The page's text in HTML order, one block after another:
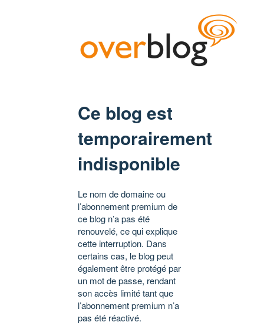
Ce blog est
temporairement
indisponible
Le nom de domaine ou
l’abonnement premium de
ce blog n’a pas été
renouvelé, ce qui explique
cette interruption. Dans
certains cas, le blog peut
également être protégé par
un mot de passe, rendant
son accès limité tant que
l’abonnement premium n’a
pas été réactivé.